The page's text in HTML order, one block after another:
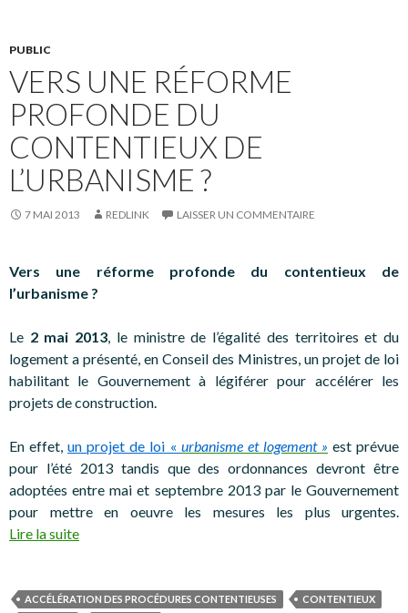
PUBLIC
VERS UNE RÉFORME
PROFONDE DU
CONTENTIEUX DE
L’URBANISME ?
7 MAI 2013 REDLINK LAISSER UN COMMENTAIRE
Vers une réforme profonde du contentieux de
l’urbanisme ?
Le 2 mai 2013, le ministre de l’égalité des territoires et du
logement a présenté, en Conseil des Ministres, un projet de loi
habilitant le Gouvernement à légiférer pour accélérer les
projets de construction.
En effet,un projet de loi « urbanisme et logement » est prévue
pour l’été 2013 tandis que des ordonnances devront être
adoptées entre mai et septembre 2013 par le Gouvernement
pour mettre en oeuvre les mesures les plus urgentes.
Lire la suite
ACCÉLÉRATION DES PROCÉDURES CONTENTIEUSES
CONTENTIEUX